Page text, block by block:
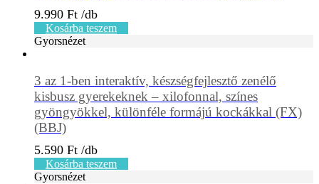
9.990 Ft
Kosárba teszem
Gyorsnézet
3 az 1-ben interaktív, készségfejlesztő zenélő
kisbusz gyerekeknek – xilofonnal, színes
gyöngyökkel, különféle formájú kockákkal (FX)
(BBJ)
5.590 Ft
Kosárba teszem
Gyorsnézet